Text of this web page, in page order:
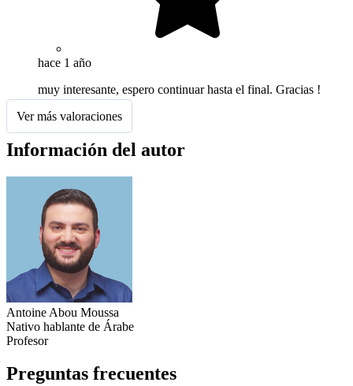
hace 1 año
muy interesante, espero continuar hasta el final. Gracias !
Ver más valoraciones
Información del autor
Antoine Abou Moussa
Nativo hablante de Árabe
Profesor
Preguntas frecuentes